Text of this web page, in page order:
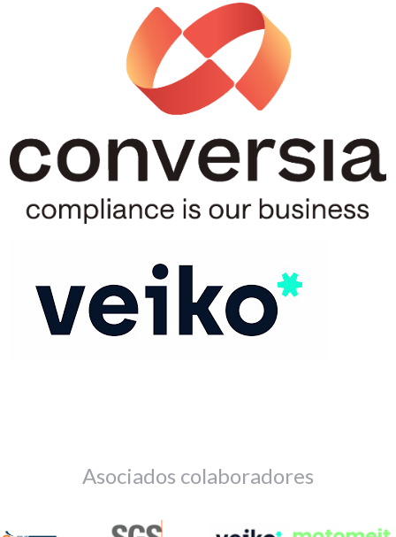
Asociados colaboradores